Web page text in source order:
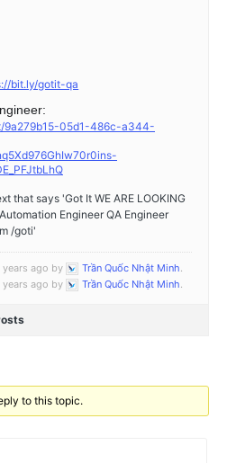
bit.ly/gotit-qa
9a279b15-05d1-486c-a344-
ago by Trần Quốc Nhật Minh.
ago by
Trần Quốc Nhật Minh.
to this topic.